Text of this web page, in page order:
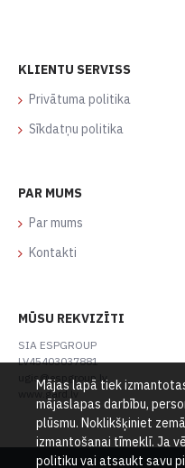
KLIENTU SERVISS
Privātuma politika
Sīkdatņu politika
PAR MUMS
Par mums
Kontakti
MŪSU REKVIZĪTI
SIA ESPGROUP
LV45403037881
ugis@espgroup.lv
www.gard.lv
Mājas lapā tiek
mājaslapas darbību,
plūsmu. Noklikšķiniet
izmantošanai tīmeklī. Ja
politiku vai atsaukt savu